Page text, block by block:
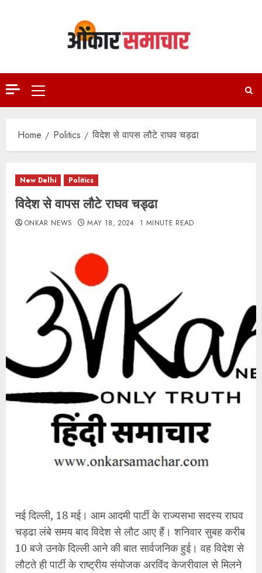
Primary
Menu
Home Politics विदेश से वापस लौटे राघव चड्ढा
New Delhi Politics
विदेश से वापस लौटे राघव चड्ढा
ONKAR NEWS MAY 18, 2024 1 MINUTE READ
नई दिल्ली, 18 मई। आम आदमी पार्टी के राज्यसभा सदस्य राघव
चड्ढा लंबे समय बाद विदेश से लौट आए हैं। शनिवार सुबह करीब
10 बजे उनके दिल्ली आने की बात सार्वजनिक हुई। वह विदेश से
लौटते ही पार्टी के राष्ट्रीय संयोजक अरविंद केजरीवाल से मिलने